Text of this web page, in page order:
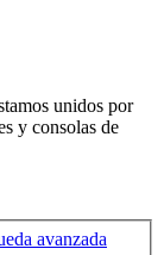
unidos por
y consolas de
avanzada